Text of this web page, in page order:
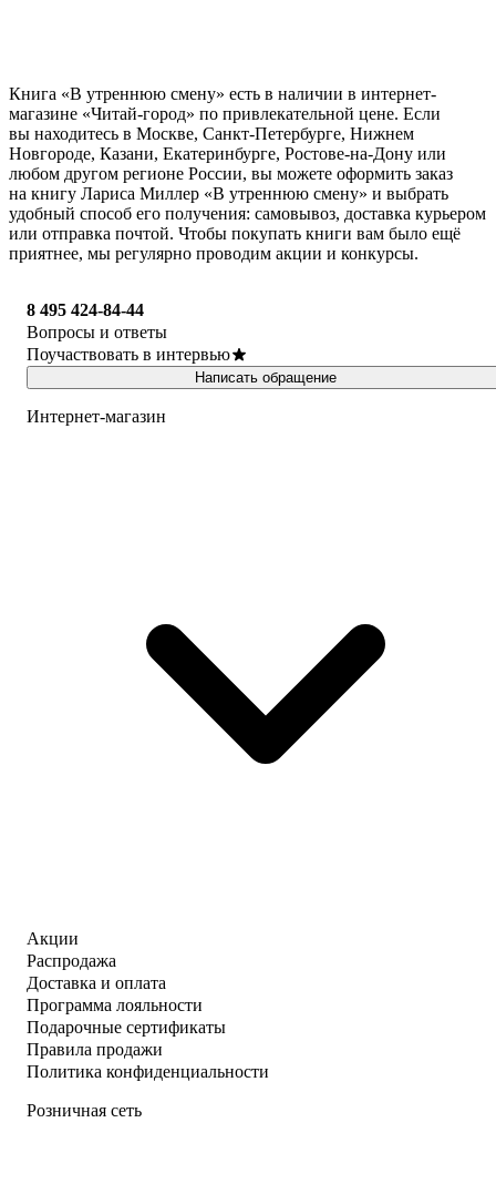
Книга «В утреннюю смену» есть в наличии в интернет-
магазине «Читай-город» по привлекательной цене. Если
вы находитесь в Москве, Санкт-Петербурге, Нижнем
Новгороде, Казани, Екатеринбурге, Ростове-на-Дону или
любом другом регионе России, вы можете оформить заказ
на книгу Лариса Миллер «В утреннюю смену» и выбрать
удобный способ его получения: самовывоз, доставка курьером
или отправка почтой. Чтобы покупать книги вам было ещё
приятнее, мы регулярно проводим акции и конкурсы.
8 495 424-84-44
Вопросы и ответы
Поучаствовать в интервью
Написать обращение
Интернет-магазин
Акции
Распродажа
Доставка и оплата
Программа лояльности
Подарочные сертификаты
Правила продажи
Политика конфиденциальности
Розничная сеть